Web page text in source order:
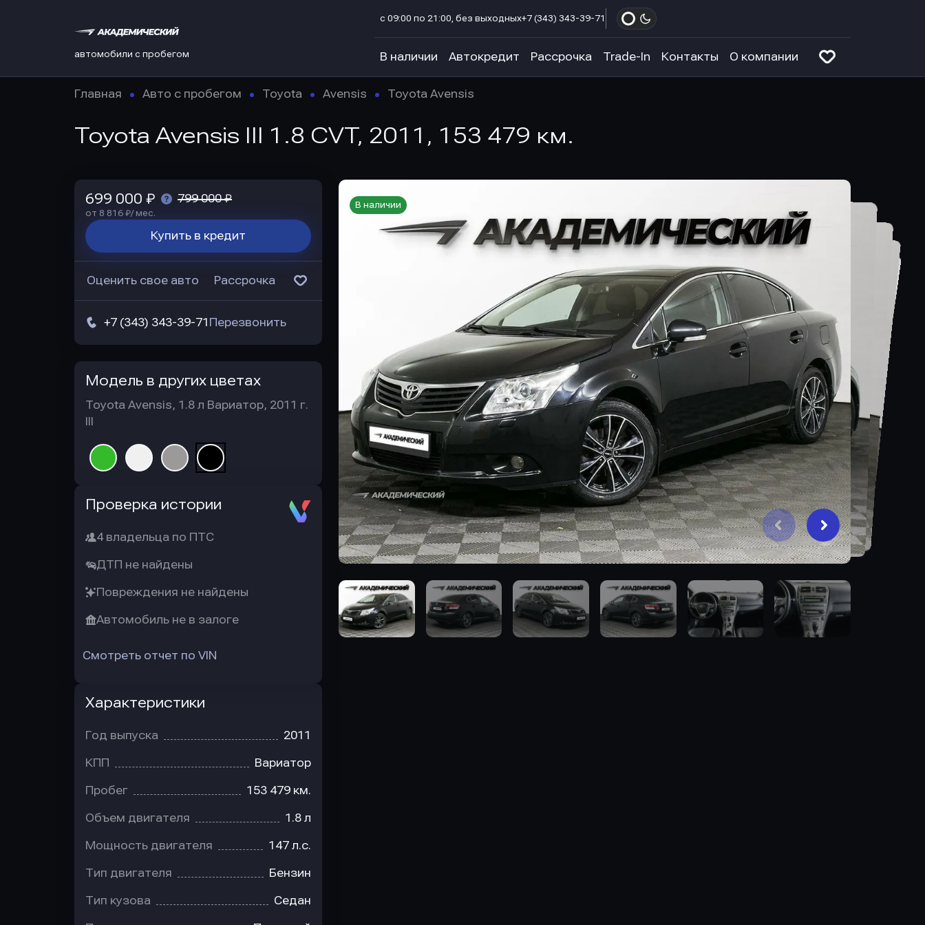
автомобили с пробегом
с 09:00 по 21:00, без выходных+7 (343) 343-39-71
В наличии Автокредит Рассрочка Trade-In Контакты О компании
Главная Авто с пробегом Toyota Avensis Toyota Avensis
Toyota Avensis III 1.8 CVT, 2011, 153 479 км.
В наличии
699 000 ₽ 799 000 ₽
от 8 816 ₽/ мес.
Купить в кредит
Оценить свое авто Рассрочка
+7 (343) 343-39-71 Перезвонить
Модель в других цветах
Toyota Avensis, 1.8 л Вариатор, 2011 г.
III
Проверка истории
4 владельца по ПТС
ДТП не найдены
Повреждения не найдены
Автомобиль не в залоге
Смотреть отчет по VIN
Характеристики
Год выпуска 2011
КПП Вариатор
Пробег 153 479 км.
Объем двигателя 1.8 л
Мощность двигателя 147 л.с.
Тип двигателя Бензин
Тип кузова Седан